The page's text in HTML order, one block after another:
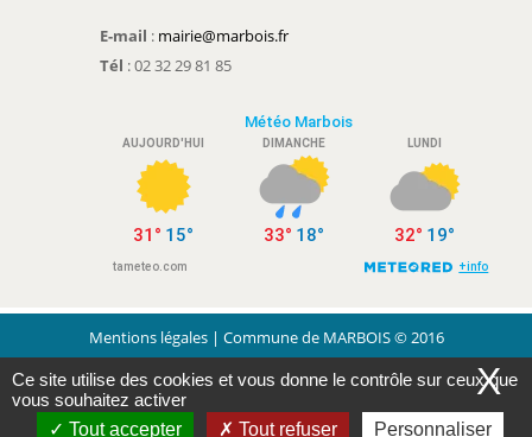
E-mail : mairie@marbois.fr
Tél : 02 32 29 81 85
Mentions légales | Commune de MARBOIS © 2016
|Conception Citopia-Solution de site internet
pour mairie et collectivité - WeeCity
X
Ce site utilise des cookies et vous donne le contrôle sur ceux que
vous souhaitez activer
Tout accepter
Tout refuser Personnaliser